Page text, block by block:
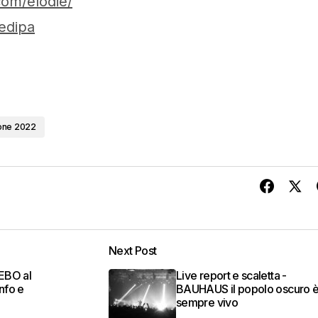
2022
al
e
Next Post
Live report e scaletta -
BAUHAUS il popolo oscuro è
sempre vivo